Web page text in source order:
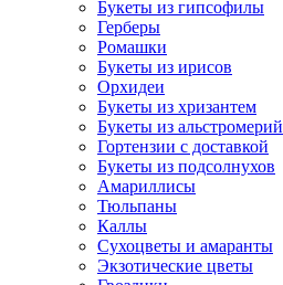
Букеты из гипсофилы
Герберы
Ромашки
Букеты из ирисов
Орхидеи
Букеты из хризантем
Букеты из альстромерий
Гортензии с доставкой
Букеты из подсолнухов
Амариллисы
Тюльпаны
Каллы
Сухоцветы и амаранты
Экзотические цветы